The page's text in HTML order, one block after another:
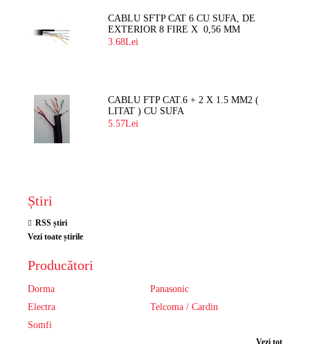
CABLU SFTP CAT 6 CU SUFA, DE
EXTERIOR 8 FIRE X 0,56 MM
3.68Lei
CABLU FTP CAT.6 + 2 X 1.5 MM2 (
LITAT ) CU SUFA
5.57Lei
Știri
RSS știri
Vezi toate știrile
Producători
Dorma
Panasonic
Electra
Telcoma / Cardin
Somfi
Vezi tot